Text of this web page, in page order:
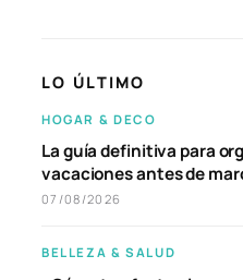
LO ÚLTIMO
HOGAR & DECO
La guía definitiva para
vacaciones antes de
07/08/2026
BELLEZA & SALUD